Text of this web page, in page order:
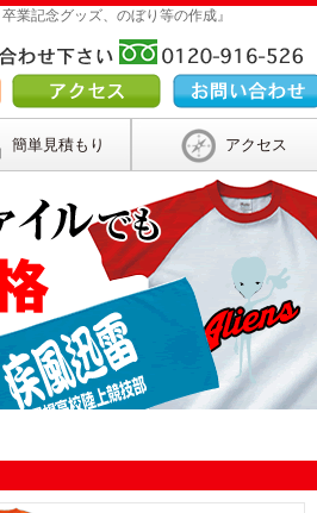
業記念グッズ、のぼり等の作成』
簡単見積もり アクセス